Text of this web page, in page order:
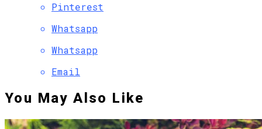
Pinterest
Whatsapp
Whatsapp
Email
You May Also Like